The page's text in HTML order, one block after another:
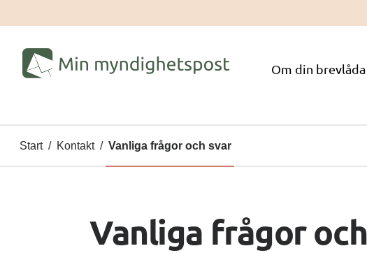
Om din brevlåda
Start / Kontakt / Vanliga frågor och svar
Vanliga frågor